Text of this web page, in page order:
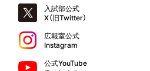
入試部公式
X（旧Twitter）
広報室公式
Instagram
公式YouTube